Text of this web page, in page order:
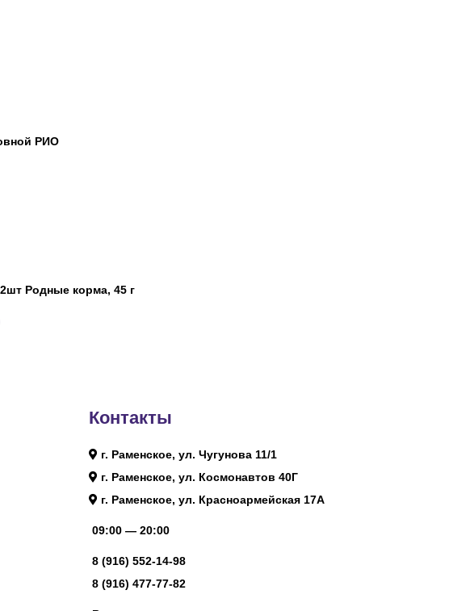
РИО
Родные корма, 45 г
Контакты
г. Раменское, ул. Чугунова 11/1
г. Раменское, ул. Космонавтов 40Г
г. Раменское, ул. Красноармейская 17А
09:00 — 20:00
8 (916) 552-14-98
8 (916) 477-77-82